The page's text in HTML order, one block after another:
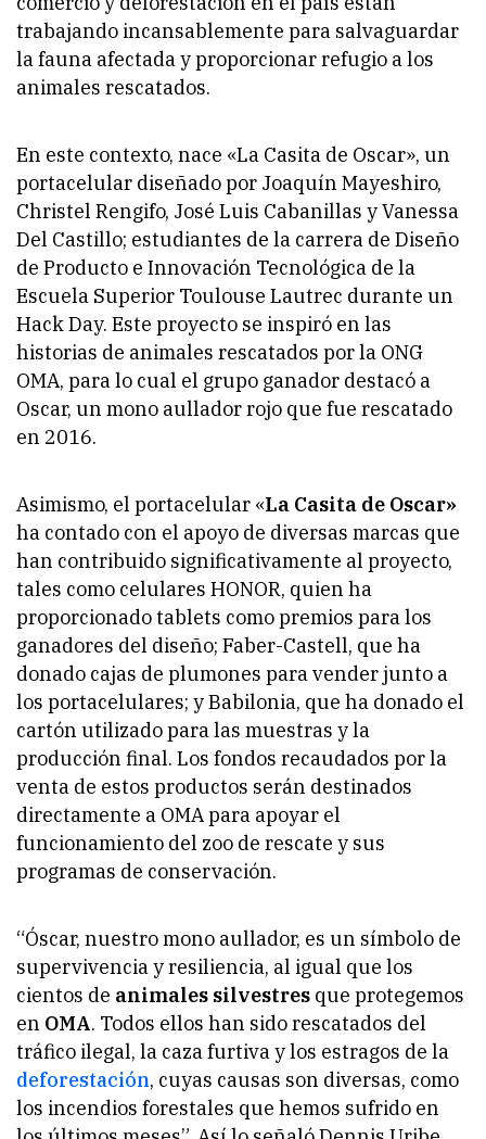
trabajando incansablemente para salvaguardar
la fauna afectada y proporcionar refugio a los
animales rescatados.
En este contexto, nace «La Casita de Oscar», un
portacelular diseñado por Joaquín Mayeshiro,
Christel Rengifo, José Luis Cabanillas y Vanessa
Del Castillo; estudiantes de la carrera de Diseño
de Producto e Innovación Tecnológica de la
Escuela Superior Toulouse Lautrec durante un
Hack Day. Este proyecto se inspiró en las
historias de animales rescatados por la ONG
OMA, para lo cual el grupo ganador destacó a
Oscar, un mono aullador rojo que fue rescatado
en 2016.
Asimismo, el portacelular «La Casita de Oscar»
ha contado con el apoyo de diversas marcas que
han contribuido significativamente al proyecto,
tales como celulares HONOR, quien ha
proporcionado tablets como premios para los
ganadores del diseño; Faber-Castell, que ha
donado cajas de plumones para vender junto a
los portacelulares; y Babilonia, que ha donado el
cartón utilizado para las muestras y la
producción final. Los fondos recaudados por la
venta de estos productos serán destinados
directamente a OMA para apoyar el
funcionamiento del zoo de rescate y sus
programas de conservación.
“Óscar, nuestro mono aullador, es un símbolo de
supervivencia y resiliencia, al igual que los
cientos de animales silvestres que protegemos
en OMA. Todos ellos han sido rescatados del
tráfico ilegal, la caza furtiva y los estragos de la
deforestación, cuyas causas son diversas, como
los incendios forestales que hemos sufrido en